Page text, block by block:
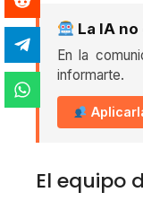
La IA
En la
informarte.
El equipo